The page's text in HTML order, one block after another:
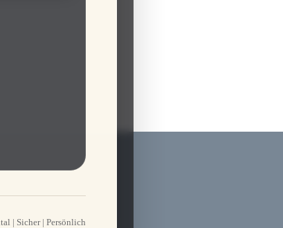
| Sicher | Persönlich